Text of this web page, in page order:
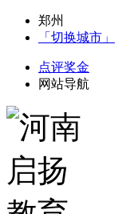
郑州
「切换城市」
点评奖金
网站导航